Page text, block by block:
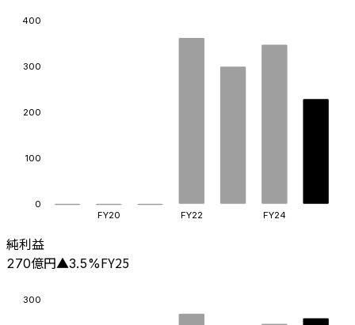
0
100
200
300
400
FY20 FY22 FY24
純利益
270億円▲3.5%FY25
300